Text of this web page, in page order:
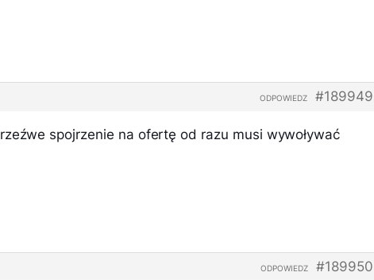
#189949
ODPOWIEDZ
spojrzenie na ofertę od razu musi wywoływać
#189950
ODPOWIEDZ